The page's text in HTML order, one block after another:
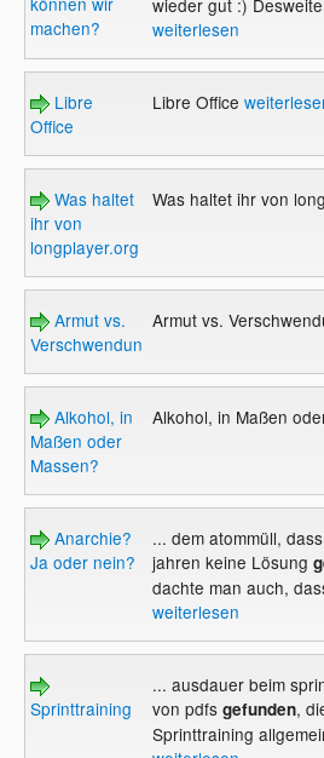
machen?
weiterlesen
Libre
Office
Libre Office
Was haltet
ihr von
longplayer.org
Was haltet ihr von
Armut vs.
Verschwendung
Armut vs.
Alkohol, in
Maßen oder
Massen?
Alkohol, in Maßen
Anarchie?
Ja oder nein?
... dem atommüll,
jahren keine Lösung
dachte man auch,
weiterlesen
Sprinttraining
... ausdauer beim
von pdfsgefunden,
Sprinttraining